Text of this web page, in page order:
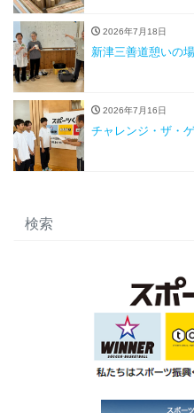
2026年7月18日
新津三善道憩いの場
2026年7月16日
チャレンジ・ザ・